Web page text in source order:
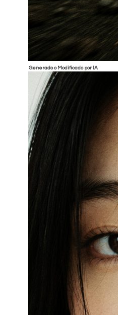
Generado o Modificado por IA